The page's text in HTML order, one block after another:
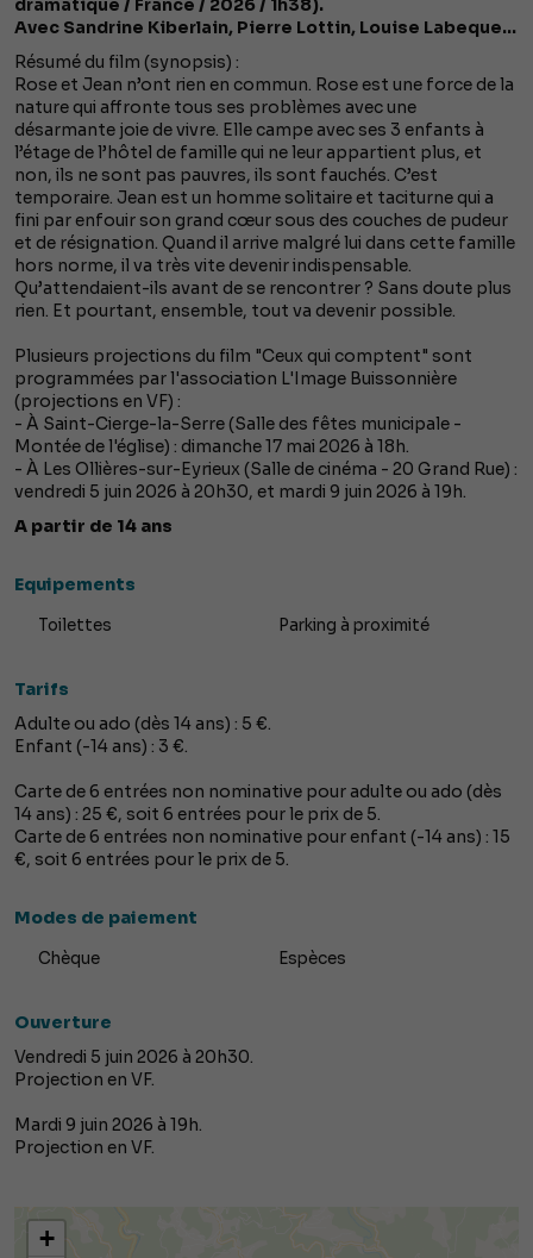
dramatique / France / 2026 / 1h38).
Avec Sandrine Kiberlain, Pierre Lottin, Louise Labeque...
Résumé du film (synopsis) :
Rose et Jean n’ont rien en commun. Rose est une force de la
nature qui affronte tous ses problèmes avec une
désarmante joie de vivre. Elle campe avec ses 3 enfants à
l’étage de l’hôtel de famille qui ne leur appartient plus, et
non, ils ne sont pas pauvres, ils sont fauchés. C’est
temporaire. Jean est un homme solitaire et taciturne qui a
fini par enfouir son grand cœur sous des couches de pudeur
et de résignation. Quand il arrive malgré lui dans cette famille
hors norme, il va très vite devenir indispensable.
Qu’attendaient-ils avant de se rencontrer ? Sans doute plus
rien. Et pourtant, ensemble, tout va devenir possible.
Plusieurs projections du film "Ceux qui comptent" sont
programmées par l'association L'Image Buissonnière
(projections en VF) :
- À Saint-Cierge-la-Serre (Salle des fêtes municipale -
Montée de l'église) : dimanche 17 mai 2026 à 18h.
- À Les Ollières-sur-Eyrieux (Salle de cinéma - 20 Grand Rue) :
vendredi 5 juin 2026 à 20h30, et mardi 9 juin 2026 à 19h.
A partir de 14 ans
Equipements
Toilettes Parking à proximité
Tarifs
Adulte ou ado (dès 14 ans) : 5 €.
Enfant (-14 ans) : 3 €.
Carte de 6 entrées non nominative pour adulte ou ado (dès
14 ans) : 25 €, soit 6 entrées pour le prix de 5.
Carte de 6 entrées non nominative pour enfant (-14 ans) : 15
€, soit 6 entrées pour le prix de 5.
Modes de paiement
Chèque Espèces
Ouverture
Vendredi 5 juin 2026 à 20h30.
Projection en VF.
Mardi 9 juin 2026 à 19h.
Projection en VF.
+